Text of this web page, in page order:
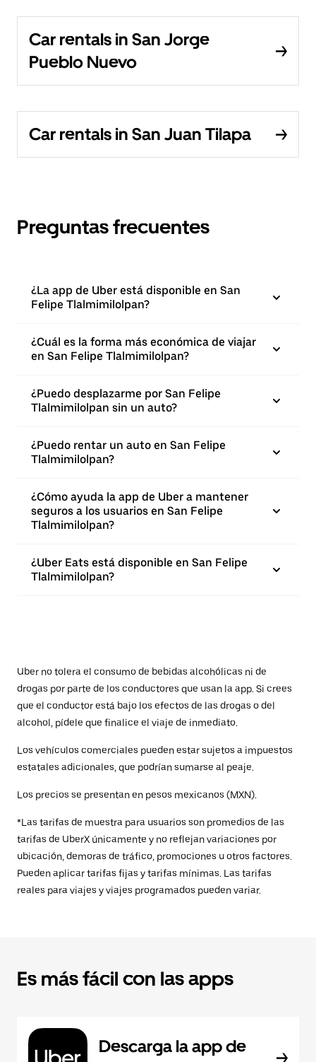
Car rentals in San Jorge
Pueblo Nuevo
Car rentals in San Juan Tilapa
Preguntas frecuentes
¿La app de Uber está disponible en San
Felipe Tlalmimilolpan?
¿Cuál es la forma más económica de viajar
en San Felipe Tlalmimilolpan?
¿Puedo desplazarme por San Felipe
Tlalmimilolpan sin un auto?
¿Puedo rentar un auto en San Felipe
Tlalmimilolpan?
¿Cómo ayuda la app de Uber a mantener
seguros a los usuarios en San Felipe
Tlalmimilolpan?
¿Uber Eats está disponible en San Felipe
Tlalmimilolpan?
Uber no tolera el consumo de bebidas alcohólicas ni de
drogas por parte de los conductores que usan la app. Si crees
que el conductor está bajo los efectos de las drogas o del
alcohol, pídele que finalice el viaje de inmediato.
Los vehículos comerciales pueden estar sujetos a impuestos
estatales adicionales, que podrían sumarse al peaje.
Los precios se presentan en pesos mexicanos (MXN).
*Las tarifas de muestra para usuarios son promedios de las
tarifas de UberX únicamente y no reflejan variaciones por
ubicación, demoras de tráfico, promociones u otros factores.
Pueden aplicar tarifas fijas y tarifas mínimas. Las tarifas
reales para viajes y viajes programados pueden variar.
Es más fácil con las apps
Descarga la app de